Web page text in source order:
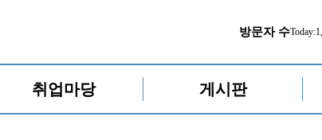
방문자 수Today:
취업마당 게시판